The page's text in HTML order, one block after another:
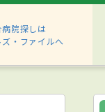
院探しは
・ファイルへ